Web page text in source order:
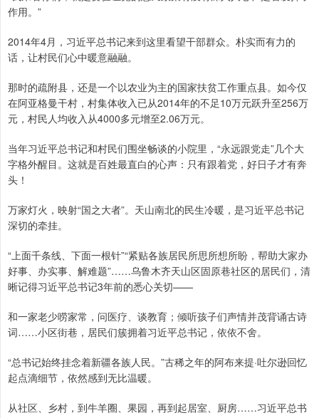
作用。”
2014年4月，习近平总书记来到这里看望干部群众。朴实而有力的
话，让村民们心中暖意融融。
那时的疏附县，还是一个以农业为主的国家扶贫工作重点县。如今仅
在阿亚格曼干村，村集体收入已从2014年的不足10万元跃升至256万
元，村民人均收入从4000多元增至2.06万元。
当年习近平总书记和村民们围坐畅谈的小院里，“永远跟党走”几个大
字格外醒目。这就是百姓最直白的心声：只有跟着党，好日子才有奔
头！
万家灯火，映射“国之大者”。天山南北的民生冷暖，是习近平总书记
深切的牵挂。
“上面千条线、下面一根针”“紧贴各族居民所思所想所盼，帮助大家办
好事、办实事、解难题”……乌鲁木齐天山区固原巷社区的居民们，清
晰记得习近平总书记3年前的悉心关切——
和一家老少唠家常，问医疗、谈教育；倾听孩子们声情并茂背诵古诗
词……小区街巷，居民们簇拥着习近平总书记，依依不舍。
“总书记始终挂念着新疆各族人民。”古稀之年的阿布来提·吐尔逊回忆
起点滴细节，依然感到无比温暖。
从社区、乡村，到牛羊圈、果园，再到起居室、厨房……习近平总书